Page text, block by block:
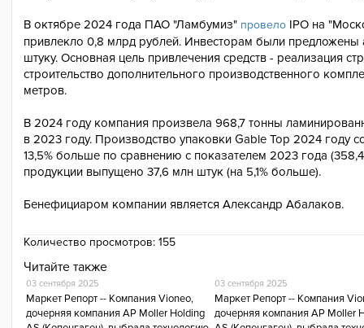
В октябре 2024 года ПАО "Ламбумиз" провело IPO на
привлекло 0,8 млрд рублей. Инвесторам были предложены
штуку. Основная цель привлечения средств - реализация
строительство дополнительного производственного
метров.
В 2024 году компания произвела 968,7 тонны
в 2023 году. Производство упаковки Gable Top 2024 году
13,5% больше по сравнению с показателем 2023 года
продукции выпущено 37,6 млн штук (на 5,1% больше).
Бенефициаром компании является Александр Абалаков.
Количество просмотров: 155
Читайте также
03 сентября 2025
Маркет Репорт -- Компания Vioneo,
дочерняя компания AP Moller Holding
03 сентября 2025
Маркет Репорт -- Компания
дочерняя компания AP Moller